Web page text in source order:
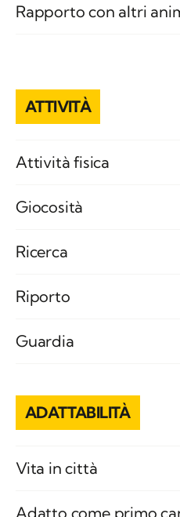
Rapporto con altri
ATTIVITÀ
Attività fisica
Giocosità
Ricerca
Riporto
Guardia
ADATTABILITÀ
Vita in città
Adatto come primo